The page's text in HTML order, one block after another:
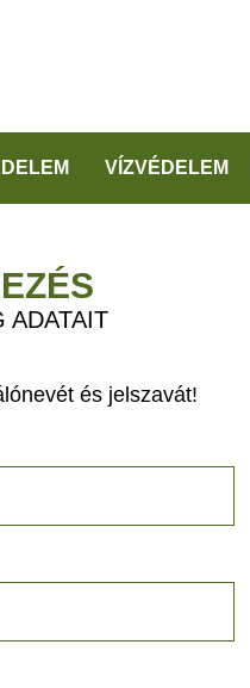
VÍZVÉDELEM
ADATAIT
és jelszavát!